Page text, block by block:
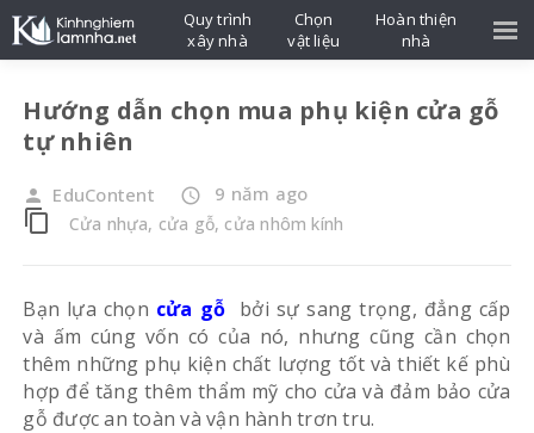
Hướng dẫn chọn mua phụ kiện cửa gỗ
tự nhiên
person EduContent access_time 9 năm ago
content_copy Cửa nhựa, cửa gỗ, cửa nhôm kính
Bạn lựa chọn cửa gỗ bởi sự sang trọng, đẳng cấp
và ấm cúng vốn có của nó, nhưng cũng cần chọn
thêm những phụ kiện chất lượng tốt và thiết kế phù
hợp để tăng thêm thẩm mỹ cho cửa và đảm bảo cửa
gỗ được an toàn và vận hành trơn tru.
Quy trình
xây nhà
Chọn
vật liệu
Hoàn thiện
nhà